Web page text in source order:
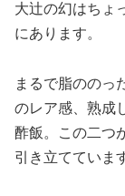
大辻の幻はちょ
にあります。
まるで脂ののっ
のレア感、熟成
酢飯。この二つ
引き立てていま